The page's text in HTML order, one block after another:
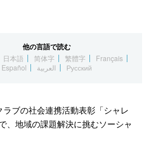
Русский
他の言語で読む
日本語 简体字 繁體字
Français
Español
العربية Русский
ブの社会連携活動表彰「シャレ
、地域の課題解決に挑むソーシャ